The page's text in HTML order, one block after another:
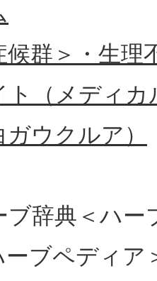
候群＞・生理
ト（メディ
ウクルア）
ブ辞典＜ハ
ブペディア